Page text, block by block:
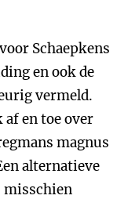
Schaepkens
en ook de
vermeld.
en toe over
magnus
alternatieve
misschien